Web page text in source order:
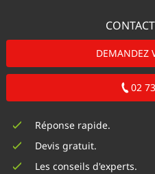
DEMANDEZ
02
Réponse rapide.
Devis gratuit.
Les conseils d'experts.